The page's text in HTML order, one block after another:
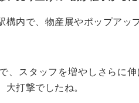
内で、物産展やポップアッ
、スタッフを増やしさらに
大打撃でしたね。